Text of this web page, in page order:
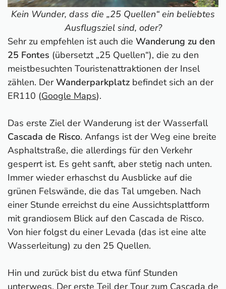
Kein Wunder, dass die „25 Quellen“ ein beliebtes
Ausflugsziel sind, oder?
Sehr zu empfehlen ist auch die Wanderung zu den
25 Fontes (übersetzt „25 Quellen“), die zu den
meistbesuchten Touristenattraktionen der Insel
zählen. DerWanderparkplatz befindet sich an der
ER110 (Google Maps).
Das erste Ziel der Wanderung ist der Wasserfall
Cascada de Risco. Anfangs ist der Weg eine breite
Asphaltstraße, die allerdings für den Verkehr
gesperrt ist. Es geht sanft, aber stetig nach unten.
Immer wieder erhaschst du Ausblicke auf die
grünen Felswände, die das Tal umgeben. Nach
einer Stunde erreichst du eine Aussichtsplattform
mit grandiosem Blick auf den Cascada de Risco.
Von hier folgst du einer Levada (das ist eine alte
Wasserleitung) zu den 25 Quellen.
Hin und zurück bist du etwa fünf Stunden
unterwegs. Der erste Teil der Tour zum Cascada de